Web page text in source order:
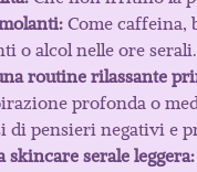
Come caffeina,
o alcol nelle ore serali.
routine rilassante
profonda o
di pensieri negativi e
skincare serale leggera: